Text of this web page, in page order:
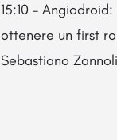
15:10 –
ottenere un first
Sebastiano